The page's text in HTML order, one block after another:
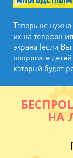
Теперь не
их на телефон
экрана (если Вы
попросите
который будет
НА